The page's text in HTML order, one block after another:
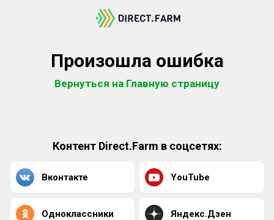
Произошла ошибка
Вернуться на Главную страницу
Контент Direct.Farm в соцсетях:
Вконтакте YouTube
Одноклассники Яндекс.Дзен